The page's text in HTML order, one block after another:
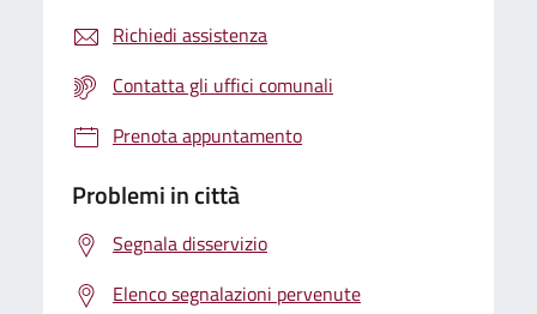
Richiedi assistenza
Contatta gli uffici comunali
Prenota appuntamento
Problemi in città
Segnala disservizio
Elenco segnalazioni pervenute